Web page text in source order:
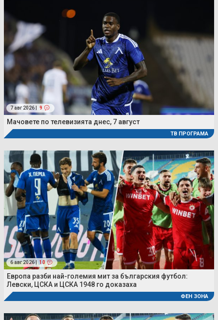
7 авг 2026 | 9
Мачовете по телевизията днес, 7 август
ТВ ПРОГРАМА
6 авг 2026 | 10
Европа разби най-големия мит за българския футбол:
Левски, ЦСКА и ЦСКА 1948 го доказаха
ФЕН ЗОНА